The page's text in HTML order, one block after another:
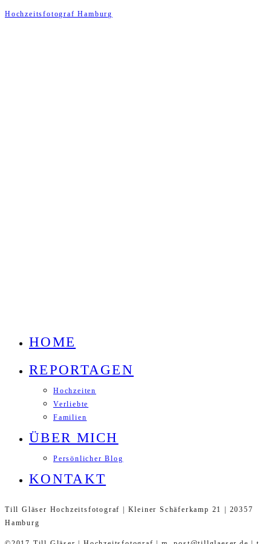
Hochzeitsfotograf Hamburg
HOME
REPORTAGEN
Hochzeiten
Verliebte
Familien
ÜBER MICH
Persönlicher Blog
KONTAKT
Till Gläser Hochzeitsfotograf | Kleiner Schäferkamp 21 | 20357
Hamburg